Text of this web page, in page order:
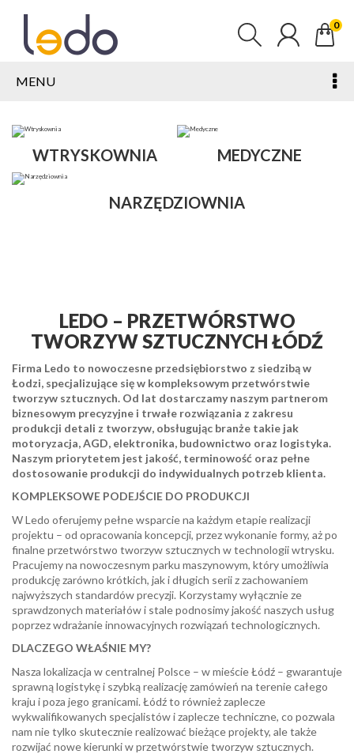
MENU
0
WTRYSKOWNIA MEDYCZNE
NARZĘDZIOWNIA
LEDO – PRZETWÓRSTWO
TWORZYW SZTUCZNYCH ŁÓDŹ
Firma Ledo to nowoczesne przedsiębiorstwo z siedzibą w
Łodzi, specjalizujące się w kompleksowym przetwórstwie
tworzyw sztucznych. Od lat dostarczamy naszym partnerom
biznesowym precyzyjne i trwałe rozwiązania z zakresu
produkcji detali z tworzyw, obsługując branże takie jak
motoryzacja, AGD, elektronika, budownictwo oraz logistyka.
Naszym priorytetem jest jakość, terminowość oraz pełne
dostosowanie produkcji do indywidualnych potrzeb klienta.
KOMPLEKSOWE PODEJŚCIE DO PRODUKCJI
W Ledo oferujemy pełne wsparcie na każdym etapie realizacji
projektu – od opracowania koncepcji, przez wykonanie formy, aż po
finalne przetwórstwo tworzyw sztucznych w technologii wtrysku.
Pracujemy na nowoczesnym parku maszynowym, który umożliwia
produkcję zarówno krótkich, jak i długich serii z zachowaniem
najwyższych standardów precyzji. Korzystamy wyłącznie ze
sprawdzonych materiałów i stale podnosimy jakość naszych usług
poprzez wdrażanie innowacyjnych rozwiązań technologicznych.
DLACZEGO WŁAŚNIE MY?
Nasza lokalizacja w centralnej Polsce – w mieście Łódź – gwarantuje
sprawną logistykę i szybką realizację zamówień na terenie całego
kraju i poza jego granicami. Łódź to również zaplecze
wykwalifikowanych specjalistów i zaplecze techniczne, co pozwala
nam nie tylko skutecznie realizować bieżące projekty, ale także
rozwijać nowe kierunki w przetwórstwie tworzyw sztucznych.